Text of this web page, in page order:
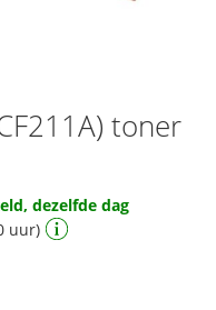
toner
dezelfde dag
uur)